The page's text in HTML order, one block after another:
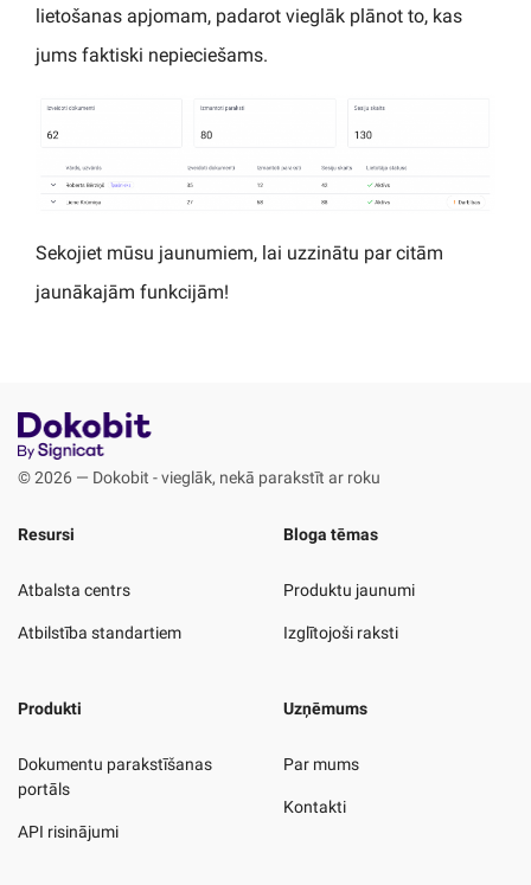
lietošanas apjomam, padarot vieglāk plānot to, kas
jums faktiski nepieciešams.
Sekojiet mūsu jaunumiem, lai uzzinātu par citām
jaunākajām funkcijām!
© 2026 — Dokobit - vieglāk, nekā parakstīt ar roku
Resursi
Atbalsta centrs
Atbilstība standartiem
Bloga tēmas
Produktu jaunumi
Izglītojoši raksti
Produkti
Dokumentu parakstīšanas
portāls
API risinājumi
Uzņēmums
Par mums
Kontakti